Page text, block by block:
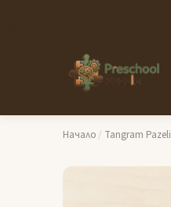
Начало / Tangram Pazeli